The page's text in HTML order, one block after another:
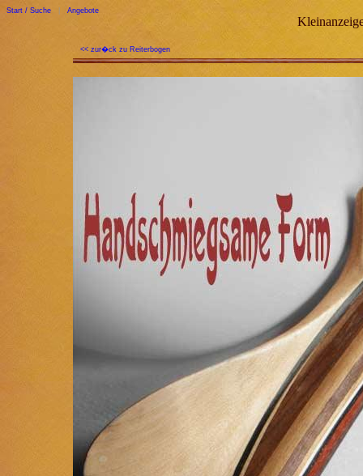
Start / Suche Angebote
<< zur�ck zu Reiterbogen